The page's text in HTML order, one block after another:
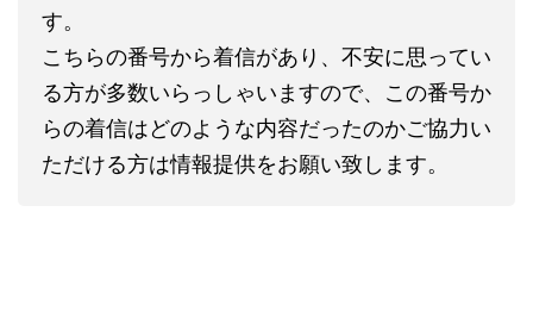
す。
こちらの番号から着信があり、不安に思ってい
る方が多数いらっしゃいますので、この番号か
らの着信はどのような内容だったのかご協力い
ただける方は情報提供をお願い致します。